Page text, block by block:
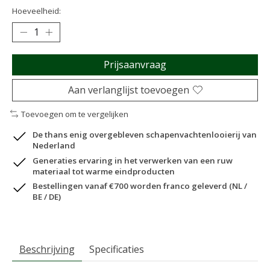
Hoeveelheid:
Prijsaanvraag
Aan verlanglijst toevoegen
Toevoegen om te vergelijken
De thans enig overgebleven schapenvachtenlooierij van
Nederland
Generaties ervaring in het verwerken van een ruw
materiaal tot warme eindproducten
Bestellingen vanaf €700 worden franco geleverd (NL /
BE / DE)
Beschrijving Specificaties